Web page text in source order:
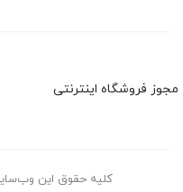
مجوز فروشگاه اینترنتی
کلیه حقوق این وب‌سایت